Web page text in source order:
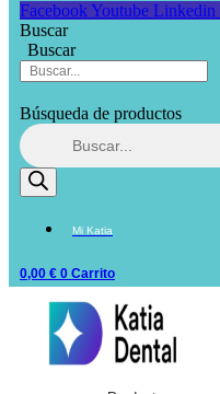
Facebook Youtube Linkedin
Buscar
Buscar
Búsqueda de productos
Mi Katia
0,00 € 0 Carrito